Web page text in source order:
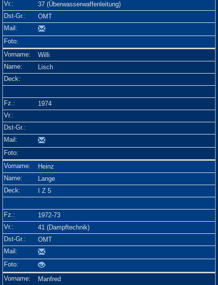
37 (Überwasserwaffenleitung)
OMT
Willi
Lisch
1974
Heinz
Lange
I Z 5
1972-73
41 (Dampftechnik)
OMT
Manfred